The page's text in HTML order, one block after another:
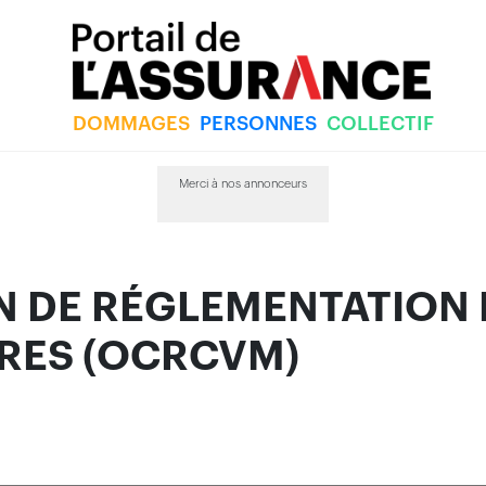
DOMMAGES PERSONNES COLLECTIF
DU
Merci à nos annonceurs
DE RÉGLEMENTATION
(OCRCVM)